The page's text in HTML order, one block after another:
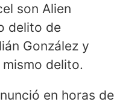
son Alien
delito de
González y
delito.
en horas de